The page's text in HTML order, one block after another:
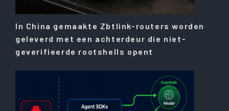
In China gemaakte Zbtlink-routers worden
geleverd met een achterdeur die niet-
geverifieerde rootshells opent